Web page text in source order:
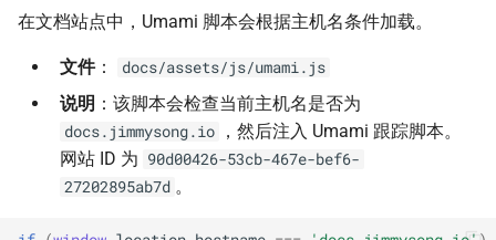
幻灯片图片优化
Markdown 导出
页面上下文支持
会话限流（Rate Limiter）
会话限流部署
在文档站点中，Umami 脚本会根据主机名条件加载。
文件： docs/assets/js/umami.js
说明 ：该脚本会检查当前主机名是否为
docs.jimmysong.io
，然后注入 Umami 跟踪脚本。
网站 ID 为 90d00426-53cb-467e-bef6-
27202895ab7d 。